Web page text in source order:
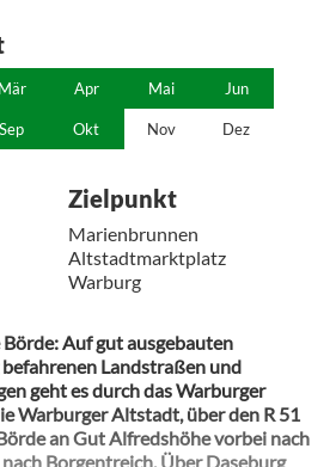
Mär Apr Mai Jun
Sep Okt Nov Dez
Zielpunkt
Marienbrunnen
Altstadtmarktplatz
Warburg
Auf gut ausgebauten
Landstraßen und
geht es durch das Warburger
Warburger Altstadt, über den R 51
an Gut Alfredshöhe vorbei nach
Borgentreich. Über Daseburg